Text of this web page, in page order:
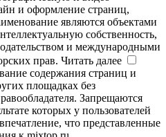
и оформление страниц,
являются объектами
собственность,
и международными
прав. Читать далее
содержания страниц и
площадках без
Запрещаются
которых у пользователей
что представленные